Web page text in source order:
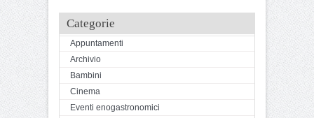
Categorie
Appuntamenti
Archivio
Bambini
Cinema
Eventi enogastronomici